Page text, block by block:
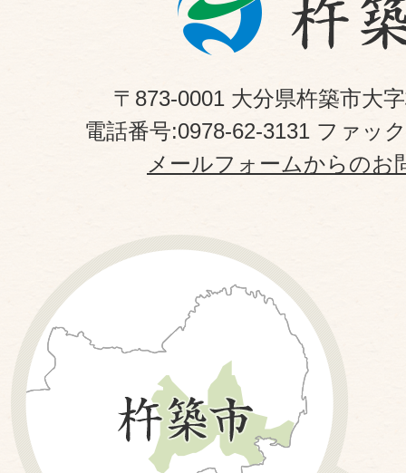
〒873-0001 大分県杵築市大
電話番号:0978-62-3131 ファッ
メールフォームからのお